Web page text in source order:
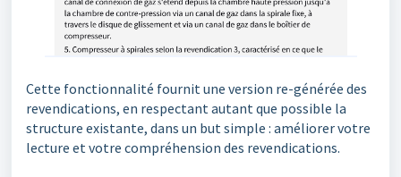
Cette fonctionnalité fournit une version re-générée des
revendications, en respectant autant que possible la
structure existante, dans un but simple : améliorer votre
lecture et votre compréhension des revendications.